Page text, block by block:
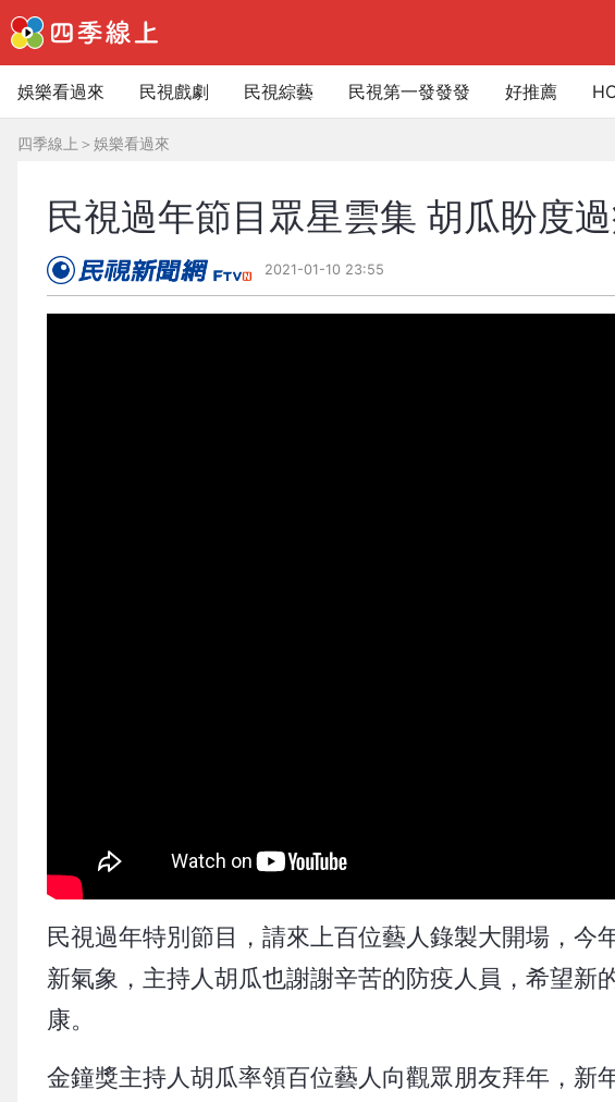
娛樂看過來 民視戲劇 民視綜藝 民視第一發發發 好推薦
四季線上 ＞ 娛樂看過來
民視過年節目眾星雲集 胡瓜盼度
2021-01-10 23:55
民視過年特別節目，請來上百位藝人錄製大開場，今
新氣象，主持人胡瓜也謝謝辛苦的防疫人員，希望新
康。
金鐘獎主持人胡瓜率領百位藝人向觀眾朋友拜年，新